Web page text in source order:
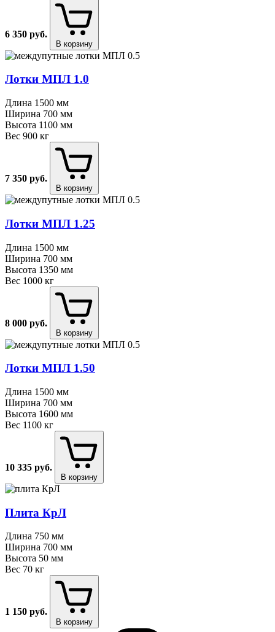
6 350 руб.
В корзину
Лотки МПЛ 1.0
Длина 1500 мм
Ширина 700 мм
Высота 1100 мм
Вес 900 кг
7 350 руб.
В корзину
Лотки МПЛ 1.25
Длина 1500 мм
Ширина 700 мм
Высота 1350 мм
Вес 1000 кг
8 000 руб.
В корзину
Лотки МПЛ 1.50
Длина 1500 мм
Ширина 700 мм
Высота 1600 мм
Вес 1100 кг
10 335 руб.
В корзину
Плита КрЛ
Длина 750 мм
Ширина 700 мм
Высота 50 мм
Вес 70 кг
1 150 руб.
В корзину